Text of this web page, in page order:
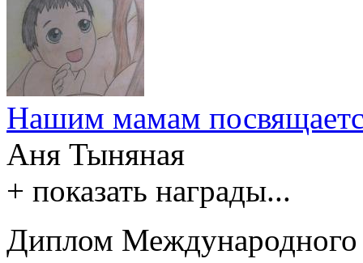
Нашим мамам
Аня Тыняная
+ показать награды...
Диплом Международного